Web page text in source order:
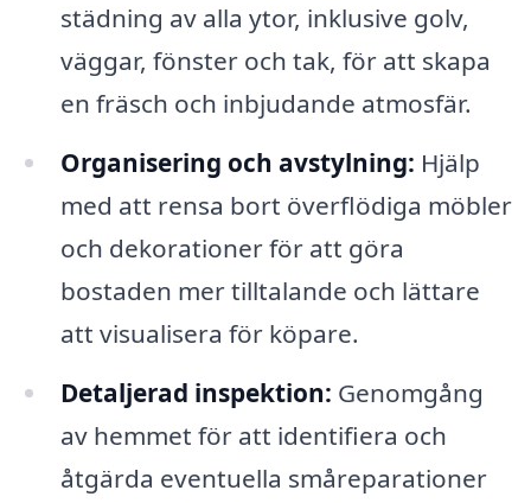
städning av alla ytor, inklusive golv,
väggar, fönster och tak, för att skapa
en fräsch och inbjudande atmosfär.
Organisering och avstylning: Hjälp
med att rensa bort överflödiga möbler
och dekorationer för att göra
bostaden mer tilltalande och lättare
att visualisera för köpare.
Detaljerad inspektion: Genomgång
av hemmet för att identifiera och
åtgärda eventuella småreparationer